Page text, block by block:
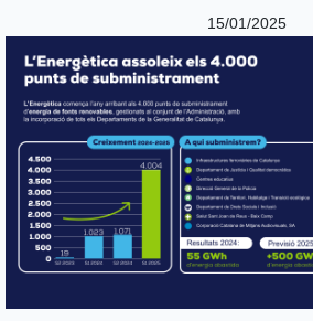
15/01/2025